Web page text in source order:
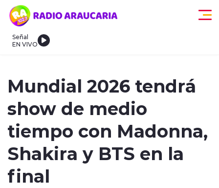
Click acá para ir directamente al contenido
Señal
EN VIVO
modo claro
Mundial 2026 tendrá
show de medio
tiempo con Madonna,
Shakira y BTS en la
final